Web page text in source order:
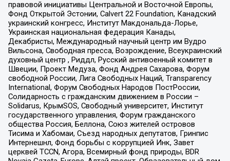
правовой инициативы Центральной и Восточной Европы,
Фонд Открытой Эстонии, Calvert 22 Foundation, Канадский
украинский конгресс, Институт Макдональда-Лорье,
Украинская национальная федерация Канады,
Декабристы, Международный научный центр им Вудро
Вильсона, Свободная пресса, Возрождение, Всеукраинский
духовный центр , Риддл, Русский антивоенный комитет в
Швеции, Проект Медуза, Фонд Андрея Сахарова, Форум
свободной России, Лига Свободных Наций, Transparеncy
International, Форум Свободных Народов ПостРоссии,
Солидарность с гражданским движением в России –
Solidarus, КрымSOS, Свободный университет, Институт
государственного управления, Форум гражданского
общества Россия, Беллона, Союз жителей островов
Тисима и Хабомаи, Съезд народных депутатов, Гринпис
Интернешнл, Фонд борьбы с коррупцией Инк, Завет
церквей TCCN, Агора, Всемирный фонд природы, BDR